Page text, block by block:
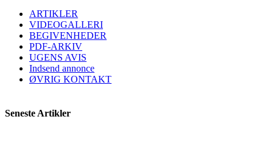
ARTIKLER
VIDEOGALLERI
BEGIVENHEDER
PDF-ARKIV
UGENS AVIS
Indsend annonce
ØVRIG KONTAKT
Seneste Artikler